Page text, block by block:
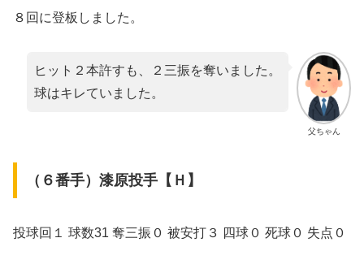
８回に登板しました。
父ちゃん
ヒット２本許すも、２三振を奪いました。
球はキレていました。
（６番手）漆原投手【Ｈ】
投球回１ 球数31 奪三振０ 被安打３ 四球０ 死球０ 失点０